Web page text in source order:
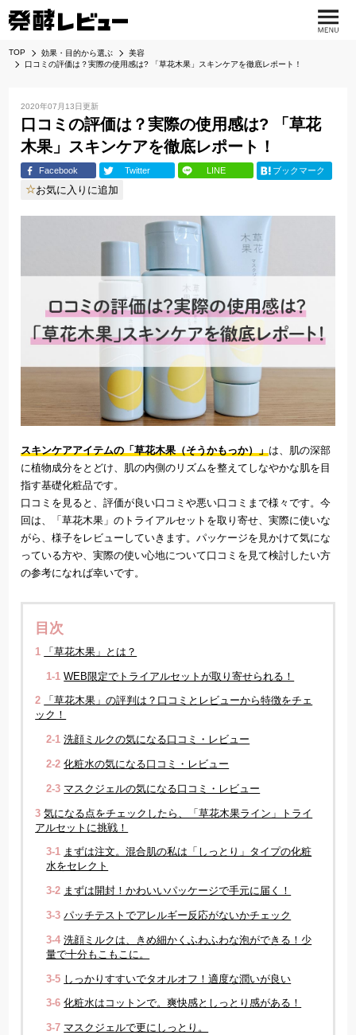
TOP 効果・目的から選ぶ
美容
口コミの評価は？実際の使用感は? 「草花木果」スキンケアを徹底レポート！
2020年07月13日更新
口コミの評価は？実際の使用感は? 「草花
木果」スキンケアを徹底レポート！
Facebook Twitter LINE ブックマーク
お気に入りに追加
スキンケアアイテムの「草花木果（そうかもっか）」 は、肌の深部
に植物成分をとどけ、肌の内側のリズムを整えてしなやかな肌を目
指す基礎化粧品です。
口コミを見ると、評価が良い口コミや悪い口コミまで様々です。今
回は、「草花木果」のトライアルセットを取り寄せ、実際に使いな
がら、様子をレビューしていきます。パッケージを見かけて気にな
っている方や、実際の使い心地について口コミを見て検討したい方
の参考になれば幸いです。
目次
1 「草花木果」とは？
1-1 WEB限定でトライアルセットが取り寄せられる！
2
「草花木果」の評判は？口コミとレビューから特徴をチェ
ック！
2-1 洗顔ミルクの気になる口コミ・レビュー
2-2 化粧水の気になる口コミ・レビュー
2-3 マスクジェルの気になる口コミ・レビュー
3 気になる点をチェックしたら、「草花木果ライン」トライ
アルセットに挑戦！
3-1 まずは注文。混合肌の私は「しっとり」タイプの化粧
水をセレクト
3-2 まずは開封！かわいいパッケージで手元に届く！
3-3 パッチテストでアレルギー反応がないかチェック
3-4 洗顔ミルクは、きめ細かくふわふわな泡ができる！少
量で十分もこもこに。
3-5 しっかりすすいでタオルオフ！適度な潤いが良い
3-6 化粧水はコットンで。爽快感としっとり感がある！
3-7 マスクジェルで更にしっとり。